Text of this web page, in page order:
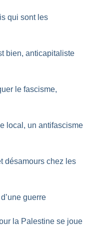
qui sont les
bien, anticapitaliste
le fascisme,
local, un antifascisme
désamours chez les
guerre
la Palestine se joue